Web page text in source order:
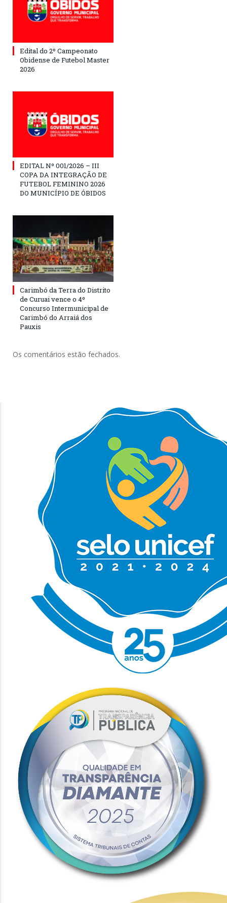
Edital do 2º Campeonato
Obidense de Futebol Master
2026
EDITAL Nº 001/2026 – III
COPA DA INTEGRAÇÃO DE
FUTEBOL FEMININO 2026
DO MUNICÍPIO DE ÓBIDOS
Carimbó da Terra do Distrito
de Curuai vence o 4º
Concurso Intermunicipal de
Carimbó do Arraiá dos
Pauxis
Os comentários estão fechados.